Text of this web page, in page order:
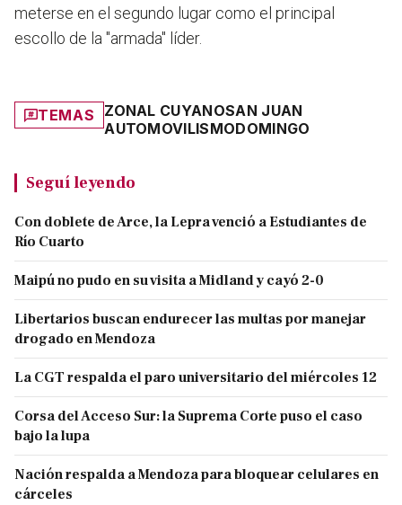
meterse en el segundo lugar como el principal
escollo de la "armada" líder.
TEMAS ZONAL CUYANOSAN JUAN
AUTOMOVILISMODOMINGO
Seguí leyendo
Con doblete de Arce, la Lepra venció a Estudiantes de
Río Cuarto
Maipú no pudo en su visita a Midland y cayó 2-0
Libertarios buscan endurecer las multas por manejar
drogado en Mendoza
La CGT respalda el paro universitario del miércoles 12
Corsa del Acceso Sur: la Suprema Corte puso el caso
bajo la lupa
Nación respalda a Mendoza para bloquear celulares en
cárceles